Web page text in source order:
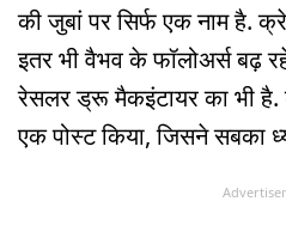
की जुबां पर सिर्फ एक नाम है.
इतर भी वैभव के फॉलोअर्स बढ़
रेसलर ड्रू मैकइंटायर का भी है.
एक पोस्ट किया, जिसने सबका